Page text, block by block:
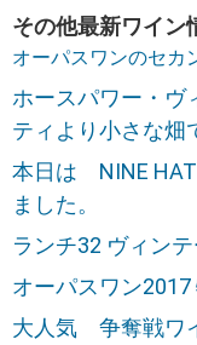
その他最新ワイン
オーパスワンのセ
ホースパワー・
ティより小さな畑
本日は NINE
ました。
ランチ32 ヴィン
オーパスワン
大人気 争奪戦ワ